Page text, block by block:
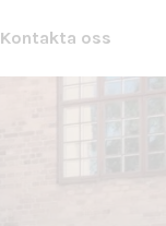
Kontakta oss